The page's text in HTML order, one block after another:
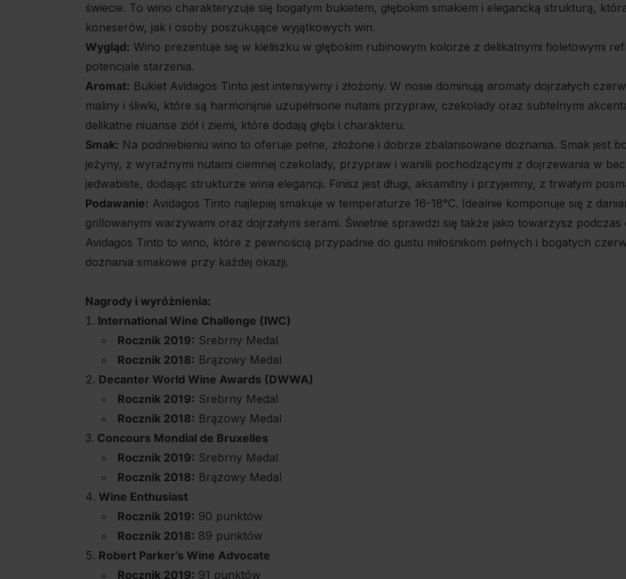
świecie. To wino charakteryzuje się bogatym bukietem, głębokim smakiem i elegancką strukturą,
koneserów, jak i osoby poszukujące wyjątkowych win.
Wygląd: Wino prezentuje się w kieliszku w głębokim rubinowym kolorze z delikatnymi fioletowymi
potencjale starzenia.
Aromat: Bukiet Avidagos Tinto jest intensywny i złożony. W nosie dominują aromaty dojrzałych
maliny i śliwki, które są harmonijnie uzupełnione nutami przypraw, czekolady oraz subtelnymi
delikatne niuanse ziół i ziemi, które dodają głębi i charakteru.
Smak: Na podniebieniu wino to oferuje pełne, złożone i dobrze zbalansowane doznania. Smak jest
jeżyny, z wyraźnymi nutami ciemnej czekolady, przypraw i wanilii pochodzącymi z dojrzewania w
jedwabiste, dodając strukturze wina elegancji. Finisz jest długi, aksamitny i przyjemny, z trwałym
Podawanie: Avidagos Tinto najlepiej smakuje w temperaturze 16-18°C. Idealnie komponuje się z
grillowanymi warzywami oraz dojrzałymi serami. Świetnie sprawdzi się także jako towarzysz
Avidagos Tinto to wino, które z pewnością przypadnie do gustu miłośnikom pełnych i bogatych
doznania smakowe przy każdej okazji.
Nagrody i wyróżnienia:
International Wine Challenge (IWC)
Rocznik 2019: Srebrny Medal
Rocznik 2018: Brązowy Medal
Decanter World Wine Awards (DWWA)
Rocznik 2019: Srebrny Medal
Rocznik 2018: Brązowy Medal
Concours Mondial de Bruxelles
Rocznik 2019: Srebrny Medal
Rocznik 2018: Brązowy Medal
Wine Enthusiast
Rocznik 2019: 90 punktów
Rocznik 2018: 89 punktów
Robert Parker’s Wine Advocate
Rocznik 2019: 91 punktów